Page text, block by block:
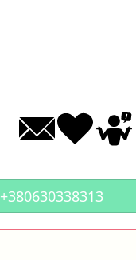
+380630338313